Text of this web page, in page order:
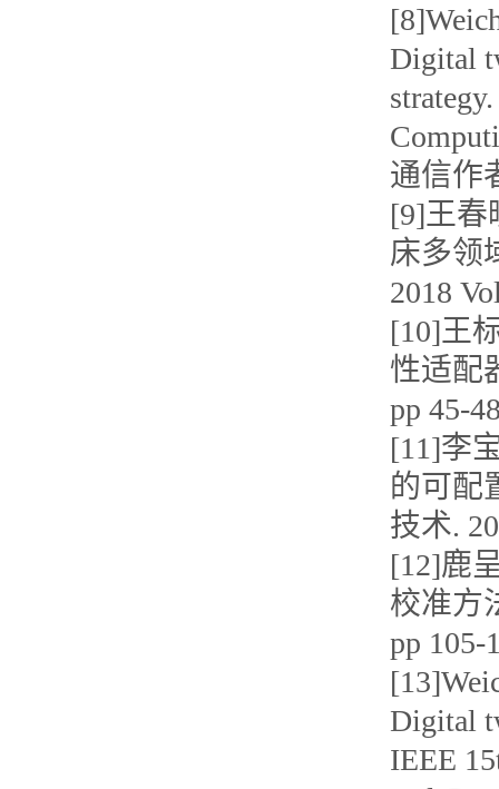
Digital
通信作
[9]王春
床多领
2018
[10]王
性适配
pp 45-
[11]李
的可配
技术.
[12]鹿
校准方
pp
Digital
IEEE